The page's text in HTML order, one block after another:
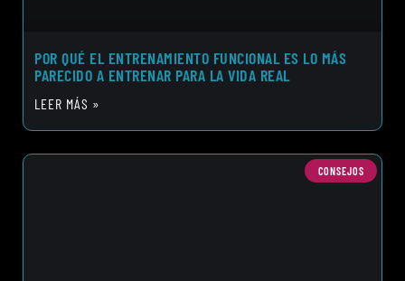
POR QUÉ EL ENTRENAMIENTO FUNCIONAL ES LO MÁS
PARECIDO A ENTRENAR PARA LA VIDA REAL
LEER MÁS »
CONSEJOS